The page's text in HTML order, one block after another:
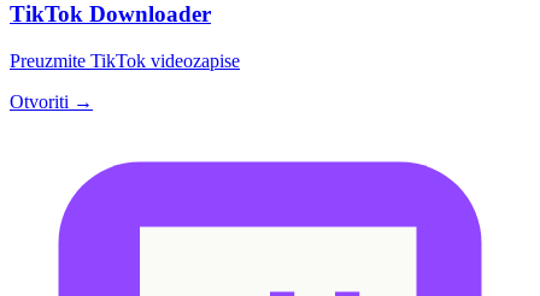
TikTok Downloader
Preuzmite TikTok videozapise
Otvoriti →